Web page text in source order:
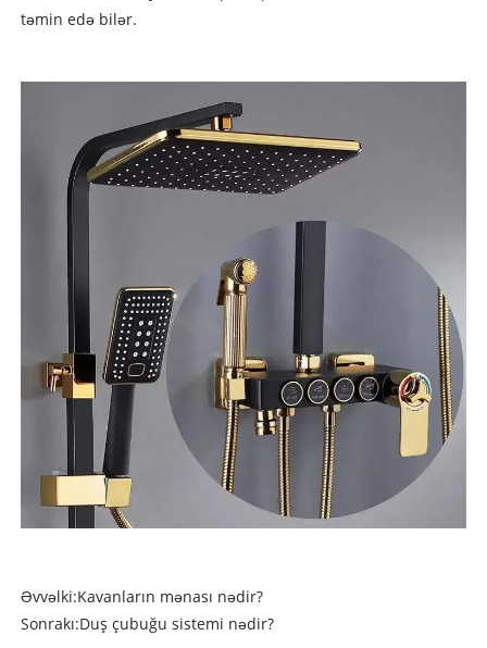
təmin edə bilər.
Əvvəlki:Kavanların mənası nədir?
Sonrakı:Duş çubuğu sistemi nədir?